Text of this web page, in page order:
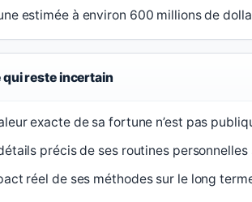
estimée à environ 600 millions de
qui reste incertain
exacte de sa fortune n’est pas
précis de ses routines
réel de ses méthodes sur le long